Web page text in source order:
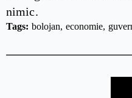
nimic.
Tags: bolojan economie